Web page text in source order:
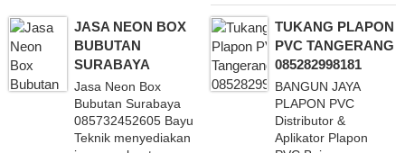
JASA NEON BOX
BUBUTAN
SURABAYA
Jasa Neon Box
Bubutan Surabaya
085732452605 Bayu
Teknik menyediakan
TUKANG PLAPON
PVC TANGERANG
085282998181
BANGUN JAYA
PLAPON PVC
Distributor &
Aplikator Plapon